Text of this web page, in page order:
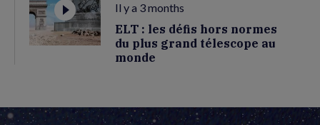
Il y a 3 months
ELT : les défis hors normes
du plus grand télescope au
monde